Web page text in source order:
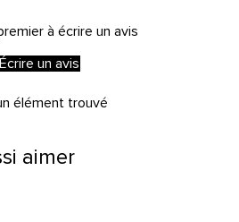
à écrire un avis
Écrire un avis
élément trouvé
aimer